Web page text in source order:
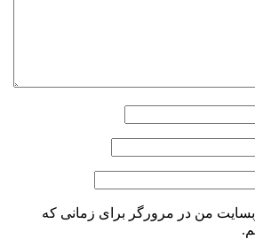
من در مرورگر برای زمانی که